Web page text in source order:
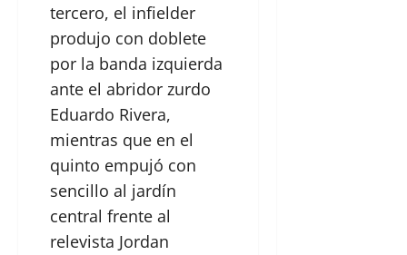
tercero, el infielder
produjo con doblete
por la banda izquierda
ante el abridor zurdo
Eduardo Rivera,
mientras que en el
quinto empujó con
sencillo al jardín
central frente al
relevista Jordan